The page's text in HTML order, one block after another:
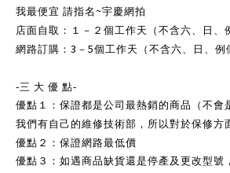
我最便宜 請指名 ~宇慶網拍
店面自取：１－２個工作天（不含六、日、
網路訂購： 3 － 5個工作天（不含六、日、例
-三 大 優 點-
優點１：保證都是公司最熱銷的商品（不會
我們有自己的維修技術部，所以對於保修方
優點２：保證網路最低價
優點３：如遇商品缺貨還是停產及更改型號